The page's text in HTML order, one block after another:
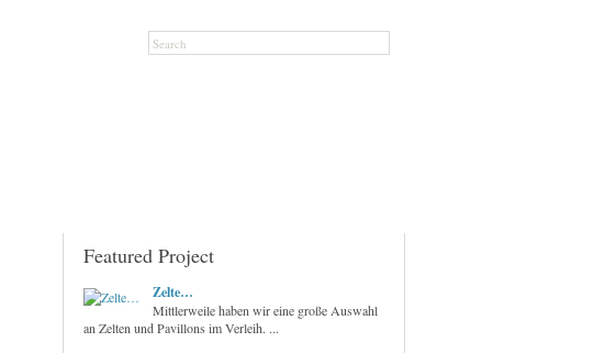
Featured Project
Zelte…
Mittlerweile haben wir eine große Auswahl
an Zelten und Pavillons im Verleih. ...